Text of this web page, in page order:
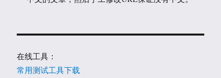
在线工具：
常用测试工具下载